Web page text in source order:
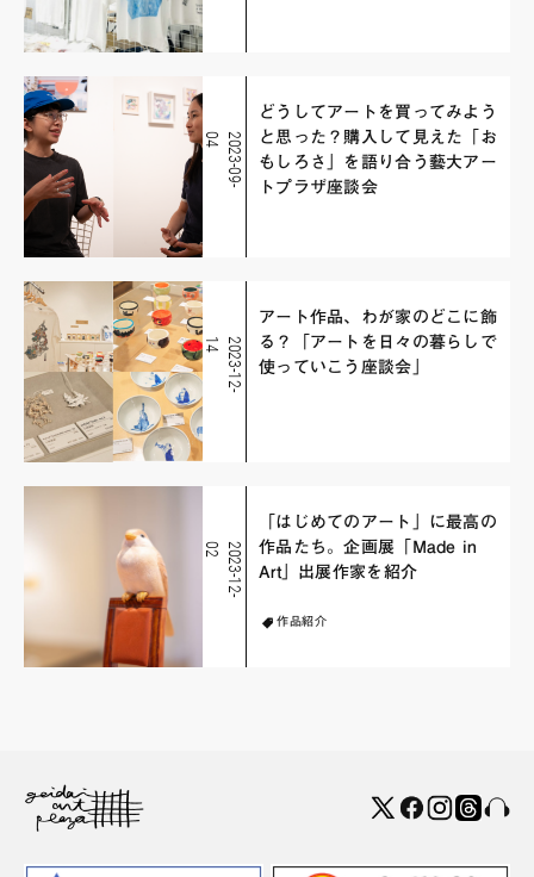
2
0
2
3
-
0
9
-
0
4
どうしてアートを買ってみよう
と思った？購入して見えた「お
もしろさ」を語り合う藝大アー
トプラザ座談会
2
0
2
3
-
1
2
-
1
4
アート作品、わが家のどこに飾
る？「アートを日々の暮らしで
使っていこう座談会」
2
0
2
3
-
1
2
-
0
2
「はじめてのアート」に最高の
作品たち。企画展「Made in
Art」出展作家を紹介
作品紹介